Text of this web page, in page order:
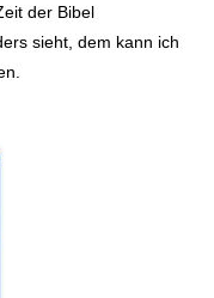
der Bibel
sieht, dem kann ich